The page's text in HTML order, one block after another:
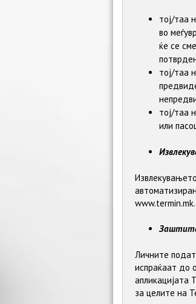
тој/таа
во
ќе се
тој/таа
тој/таа
или
www.termin.mk.
Личните
испраќаат до
апликацијата
за целите на